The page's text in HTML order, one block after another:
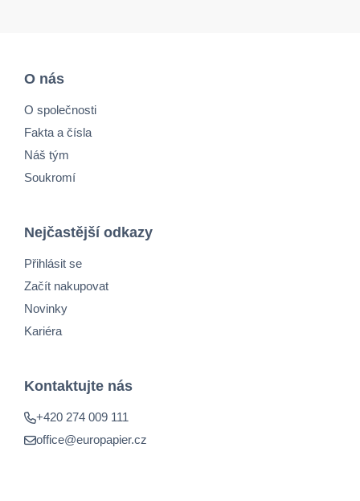
O nás
O společnosti
Fakta a čísla
Náš tým
Soukromí
Nejčastější odkazy
Přihlásit se
Začít nakupovat
Novinky
Kariéra
Kontaktujte nás
+420 274 009 111
office@europapier.cz